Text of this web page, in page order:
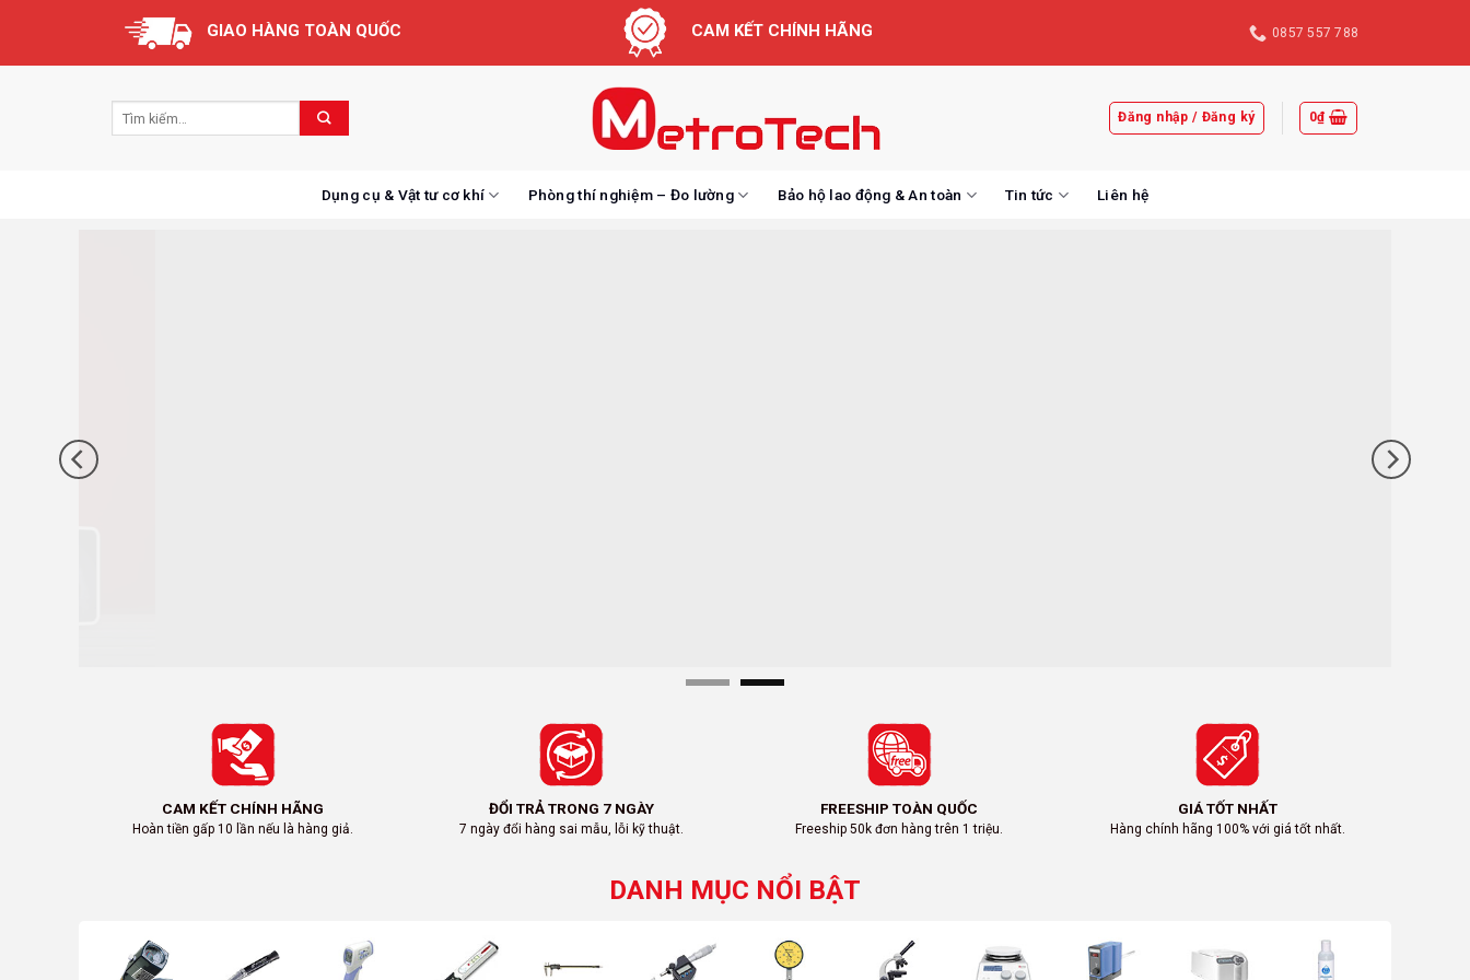
content
GIAO HÀNG TOÀN QUỐC CAM KẾT CHÍNH HÃNG 0857 557 788
Đăng nhập / Đăng ký 0₫
Dụng cụ & Vật tư cơ khí Phòng thí nghiệm – Đo lường Bảo hộ lao động & An toàn Tin tức Liên hệ
CAM KẾT CHÍNH HÃNG
Hoàn tiền gấp 10 lần nếu là hàng giả.
ĐỔI TRẢ TRONG 7 NGÀY
7 ngày đổi hàng sai mẫu, lỗi kỹ thuật.
FREESHIP TOÀN QUỐC
Freeship 50k đơn hàng trên 1 triệu.
GIÁ TỐT NHẤT
Hàng chính hãng 100% với giá tốt nhất.
DANH MỤC NỔI BẬT